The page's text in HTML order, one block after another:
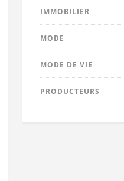
IMMOBILIER
MODE
MODE DE VIE
PRODUCTEURS